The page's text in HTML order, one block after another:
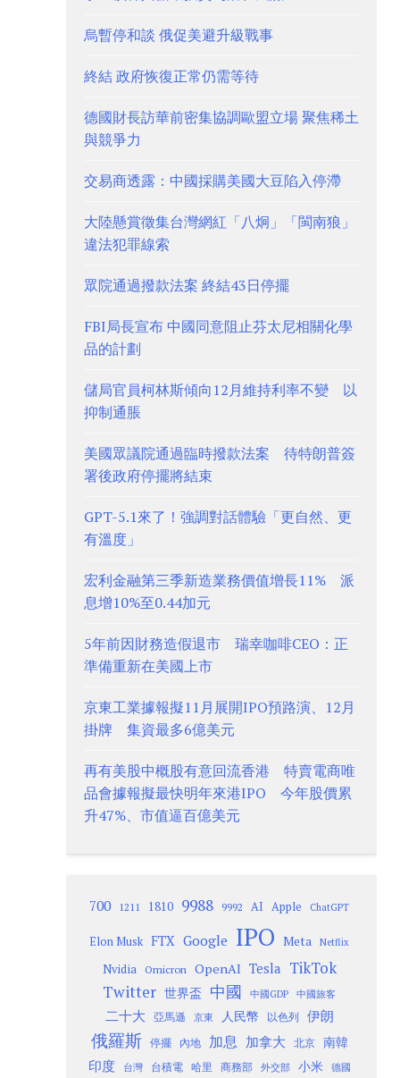
烏暫停和談 俄促美避升級戰事
終結 政府恢復正常仍需等待
德國財長訪華前密集協調歐盟立場 聚焦稀土
與競爭力
交易商透露：中國採購美國大豆陷入停滯
大陸懸賞徵集台灣網紅「八炯」「閩南狼」
違法犯罪線索
眾院通過撥款法案 終結43日停擺
FBI局長宣布 中國同意阻止芬太尼相關化學
品的計劃
儲局官員柯林斯傾向12月維持利率不變 以
抑制通脹
美國眾議院通過臨時撥款法案 待特朗普簽
署後政府停擺將結束
GPT-5.1來了！強調對話體驗「更自然、更
有溫度」
宏利金融第三季新造業務價值增長11% 派
息增10%至0.44加元
5年前因財務造假退市 瑞幸咖啡CEO：正
準備重新在美國上市
京東工業據報擬11月展開IPO預路演、12月
掛牌 集資最多6億美元
再有美股中概股有意回流香港 特賣電商唯
品會據報擬最快明年來港IPO 今年股價累
升47%、市值逼百億美元
700 1211 1810 9988 9992 AI Apple ChatGPT
Elon Musk FTX Google IPO Meta Netflix
Nvidia Omicron OpenAI Tesla TikTok
Twitter 世界盃 中國 中國GDP 中國旅客
二十大 亞馬遜 京東 人民幣 以色列 伊朗
俄羅斯 停擺 內地 加息 加拿大 北京
南韓
印度
台灣 台積電 哈里 商務部 外交部 小米 德國